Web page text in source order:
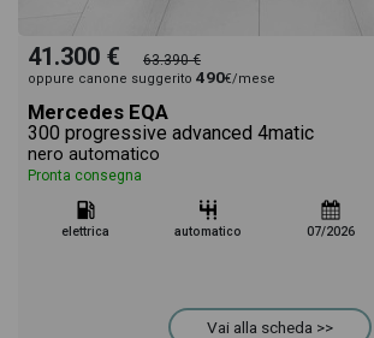
41.300 € 63.390 €
oppure canone suggerito 490€/mese
Mercedes EQA
300 progressive advanced 4matic
nero automatico
Pronta consegna
elettrica automatico 07/2026
Vai alla scheda >>